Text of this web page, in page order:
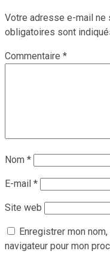
Votre adresse e-mail ne
obligatoires sont
Commentaire *
Nom *
E-mail *
Site web
Enregistrer mon
navigateur pour mon